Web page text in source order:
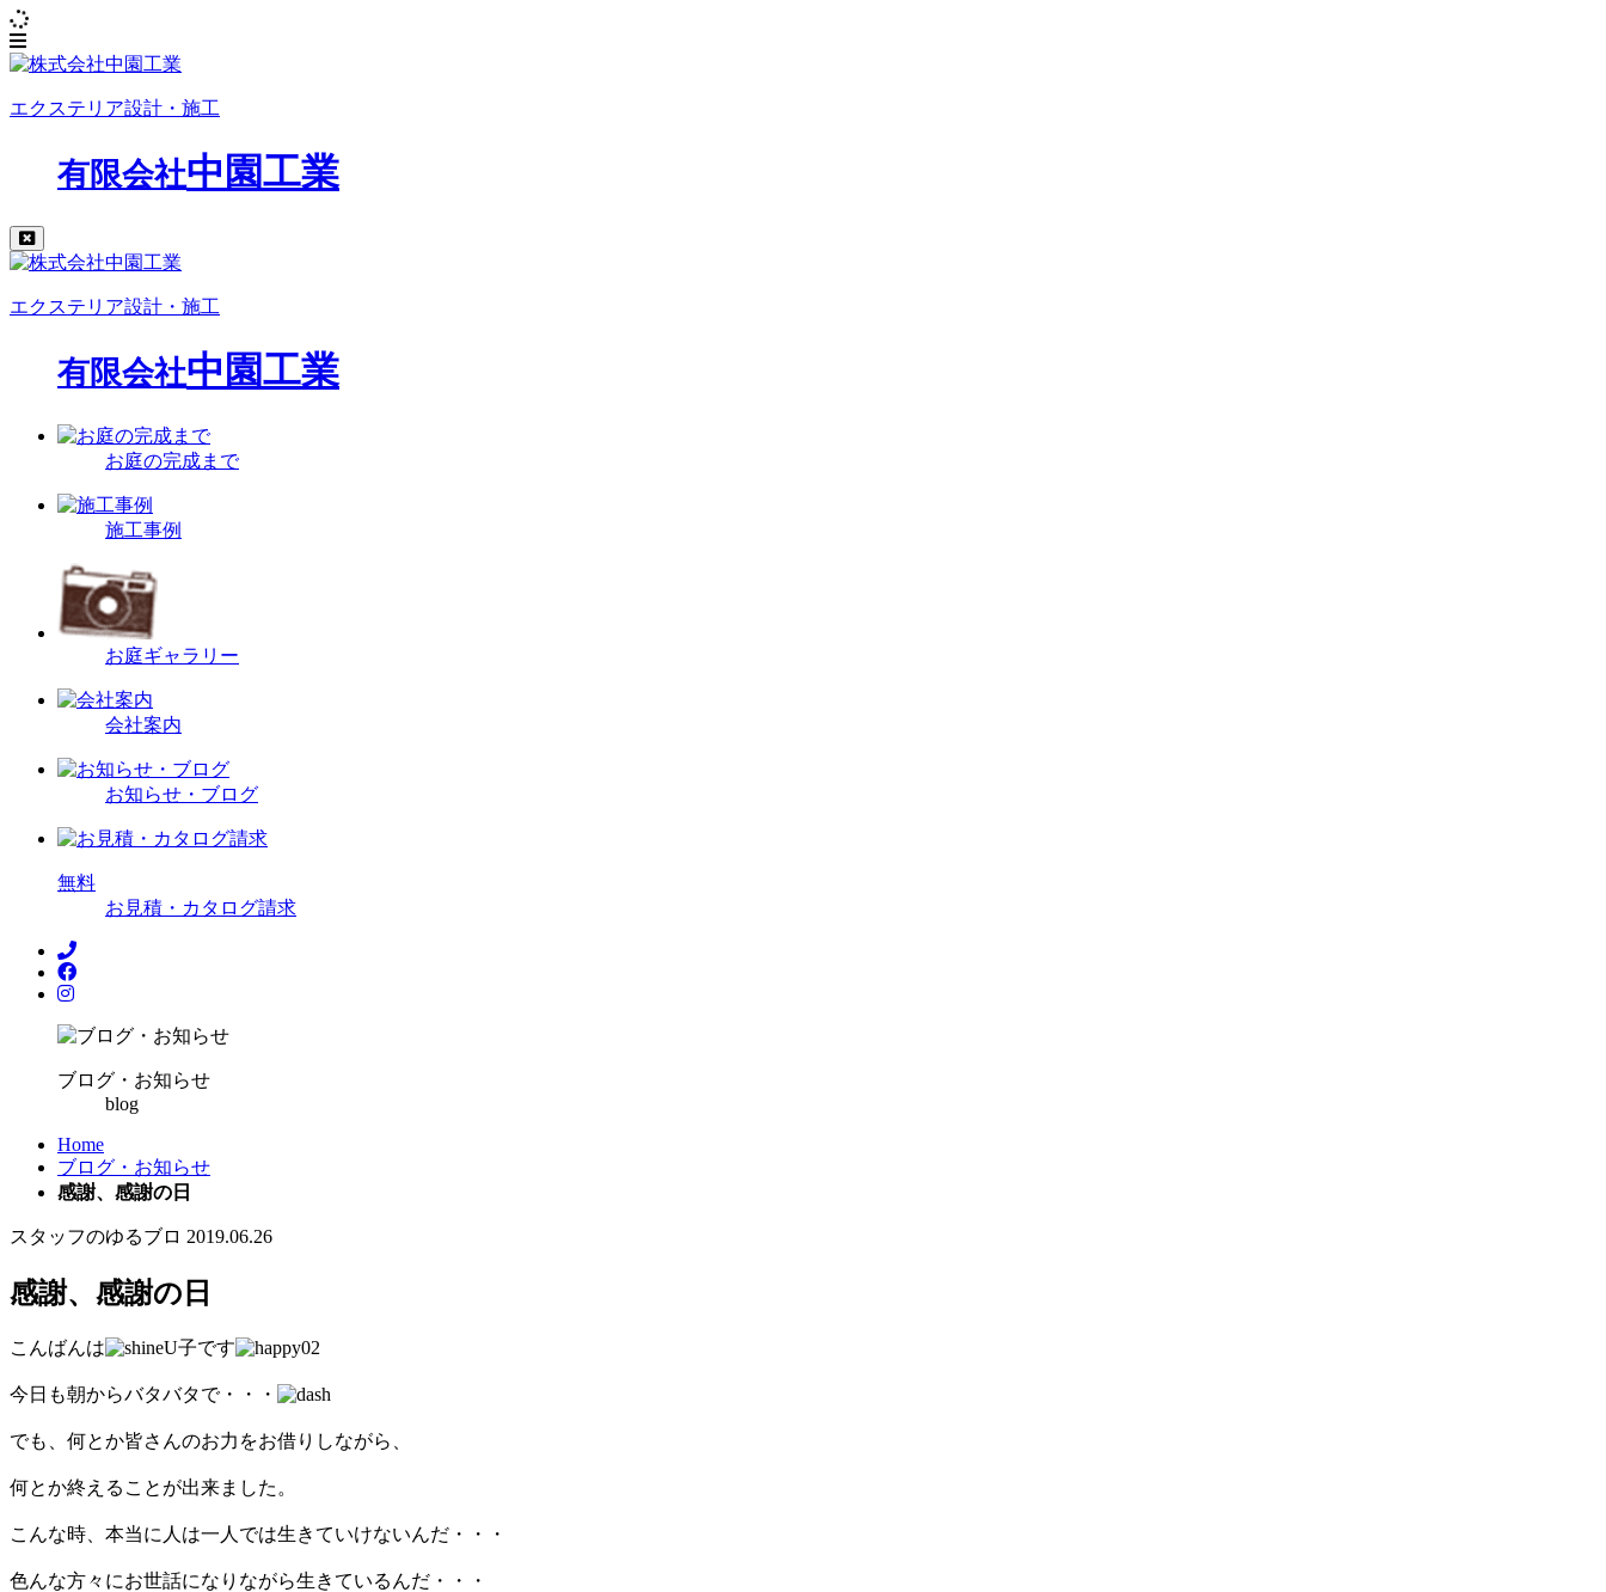
エクステリア設計・施工
有限会社中園工業
エクステリア設計・施工
有限会社中園工業
お庭の完成まで
施工事例
お庭ギャラリー
会社案内
お知らせ・ブログ
無料
お見積・カタログ請求
ブログ・お知らせ
blog
Home
ブログ・お知らせ
感謝、感謝の日
スタッフのゆるブロ 2019.06.26
感謝、感謝の日
こんばんは U子です
今日も朝からバタバタで・・・
でも、何とか皆さんのお力をお借りしながら、
何とか終えることが出来ました。
こんな時、本当に人は一人では生きていけないんだ・・・
色んな方々にお世話になりながら生きているんだ・・・